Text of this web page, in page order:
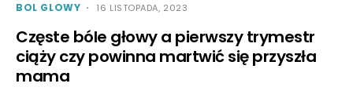
BOL GLOWY 16 LISTOPADA, 2023
Częste bóle głowy a pierwszy trymestr
ciąży czy powinna martwić się przyszła
mama